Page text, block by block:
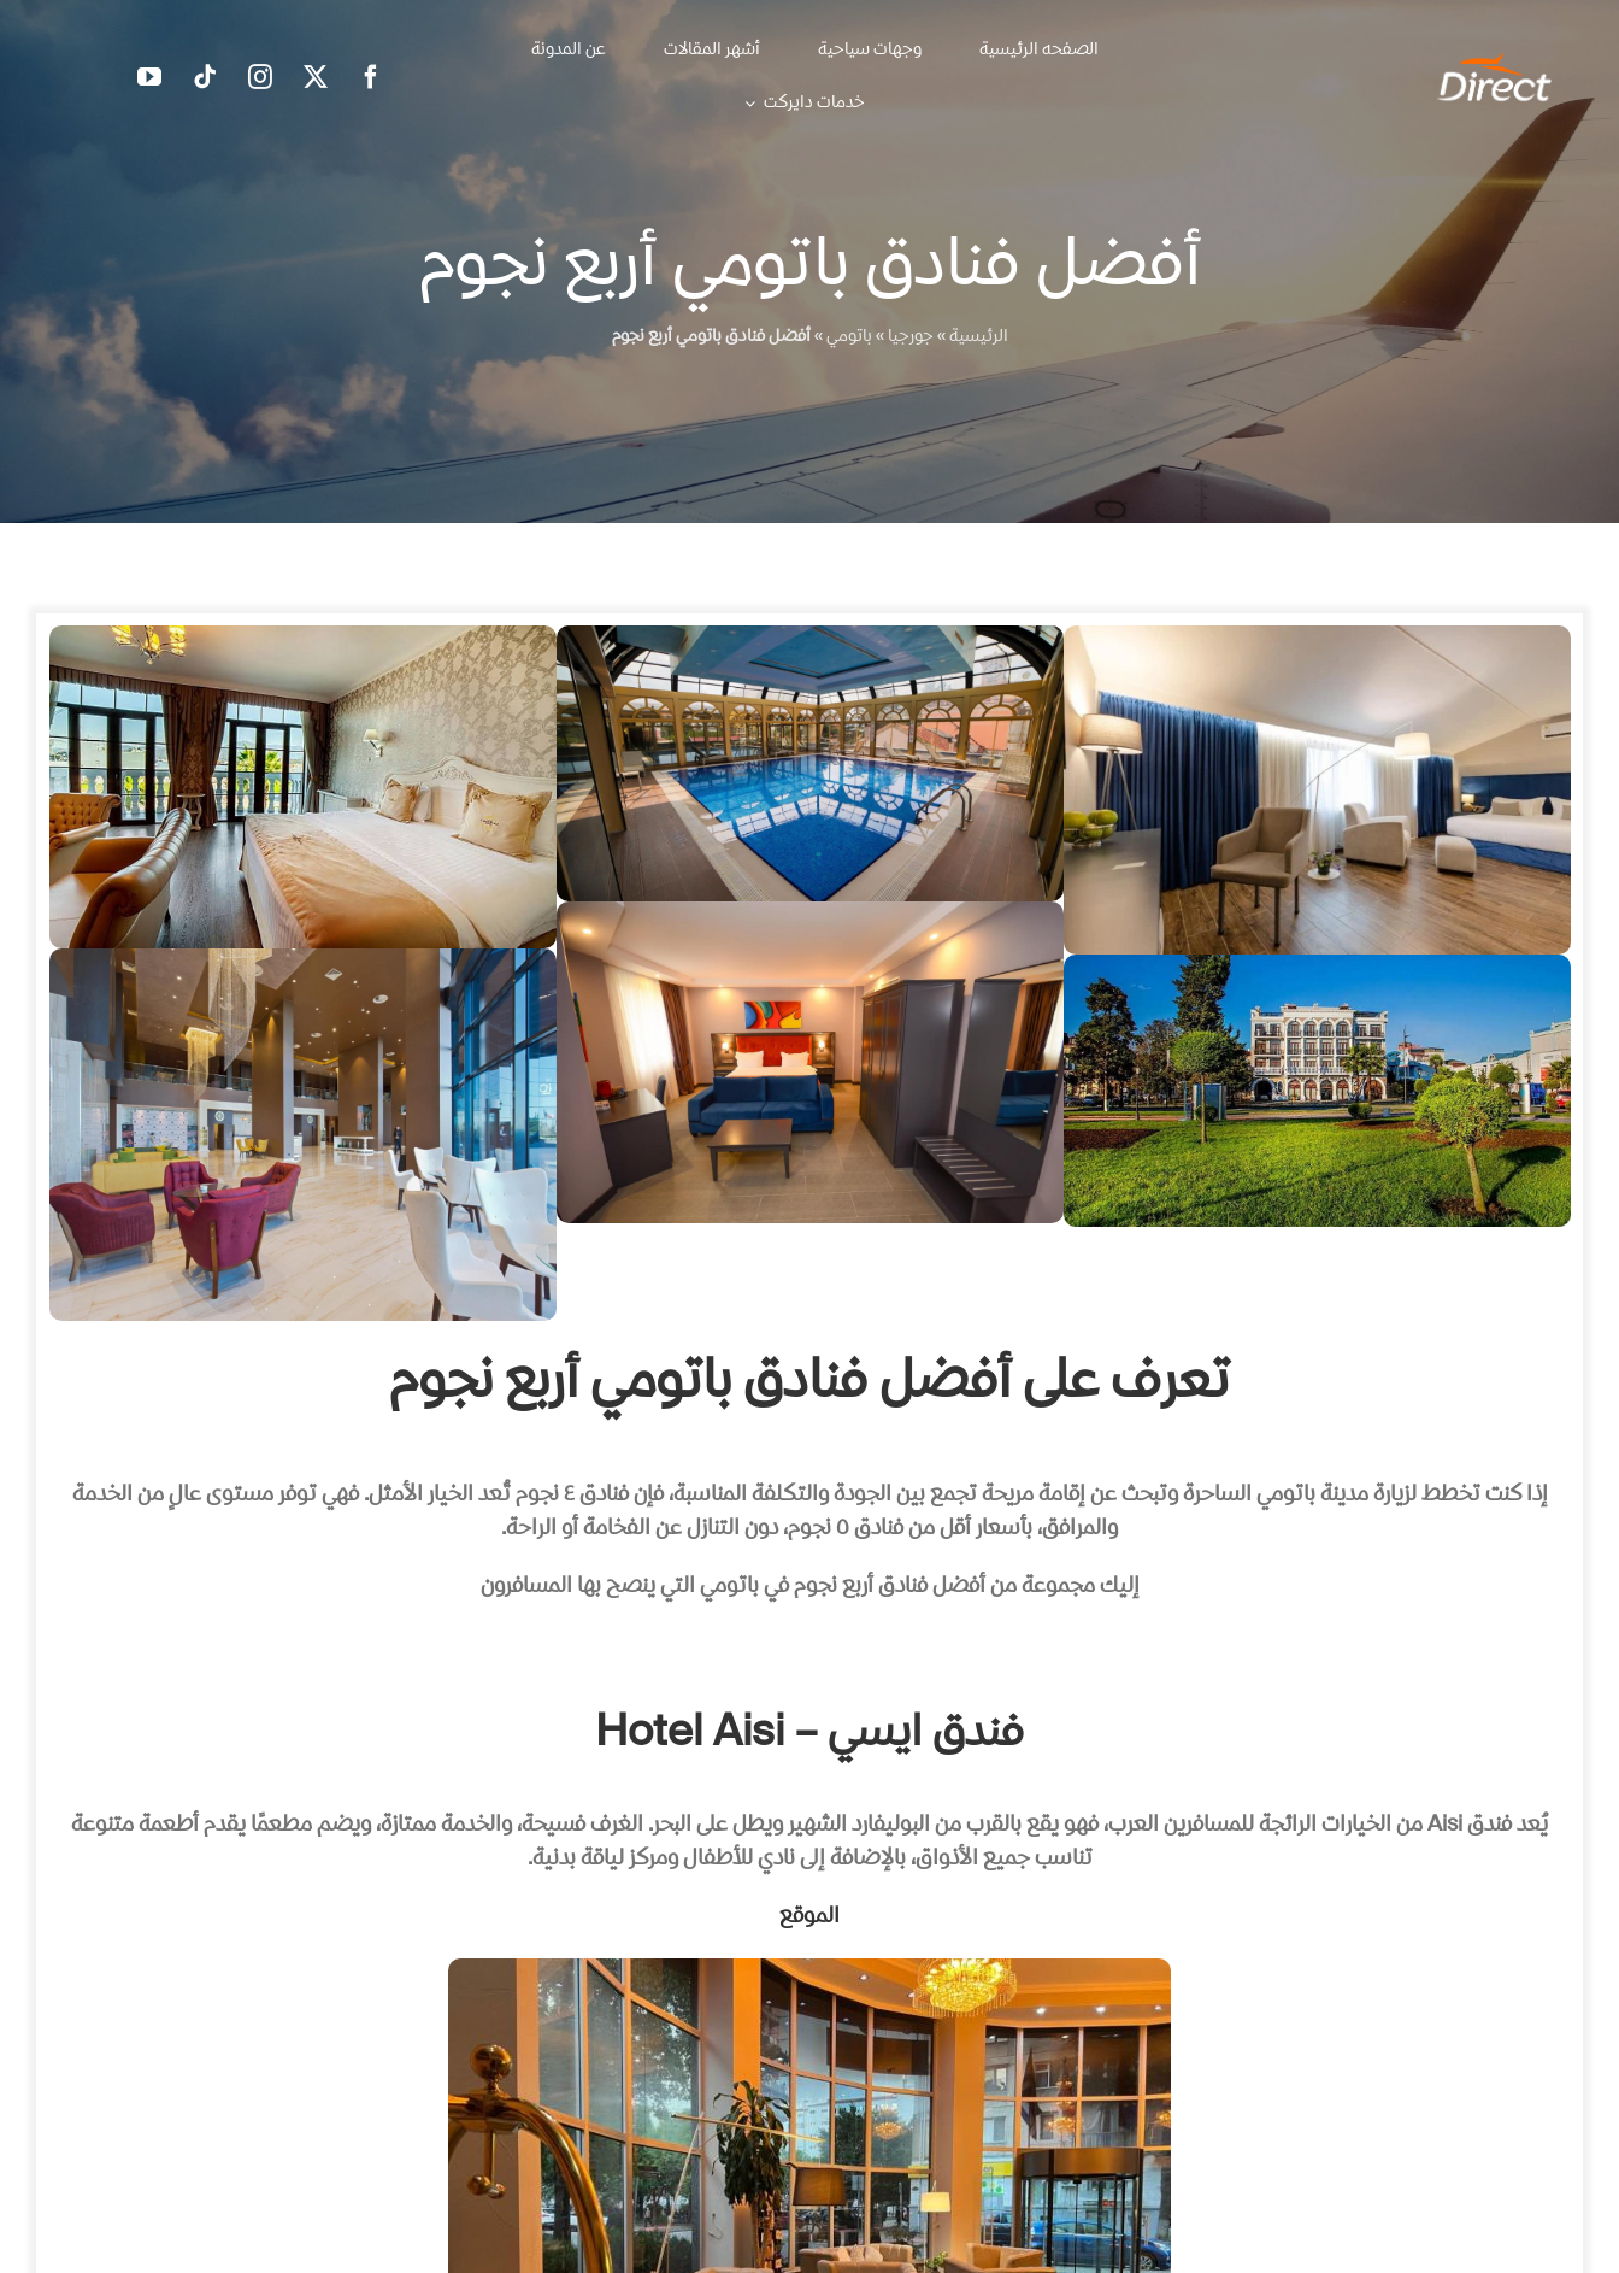
content
الصفحه الرئيسية وجهات سياحية أشهر المقالات
عن المدونة
خدمات دايركت
أفضل فنادق باتومي أربع نجوم
الرئيسية»جورجيا»باتومي»أفضل فنادق باتومي أربع نجوم
تعرف على أفضل فنادق باتومي أربع نجوم
إذا كنت تخطط لزيارة مدينة باتومي الساحرة وتبحث عن إقامة مريحة تجمع بين الجودة والتكلفة المناسبة، فإن فنادق ٤ نجوم تُعد الخيار الأمثل. فهي توفر مستوى عالٍ من الخدمة
والمرافق، بأسعار أقل من فنادق ٥ نجوم، دون التنازل عن الفخامة أو الراحة.
إليك مجموعة من أفضل فنادق أربع نجوم في باتومي التي ينصح بها المسافرون
فندق ايسي – Hotel Aisi
يُعد فندق Aisi من الخيارات الرائجة للمسافرين العرب، فهو يقع بالقرب من البوليفارد الشهير ويطل على البحر. الغرف فسيحة، والخدمة ممتازة، ويضم مطعمًا يقدم أطعمة متنوعة
تناسب جميع الأذواق، بالإضافة إلى نادي للأطفال ومركز لياقة بدنية.
الموقع